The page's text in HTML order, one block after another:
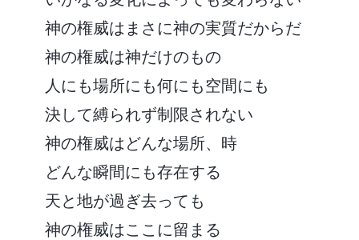
神の権威はまさに神の実質だからだ
神の権威は神だけのもの
人にも場所にも何にも空間にも
決して縛られず制限されない
神の権威はどんな場所、時
どんな瞬間にも存在する
天と地が過ぎ去っても
神の権威はここに留まる